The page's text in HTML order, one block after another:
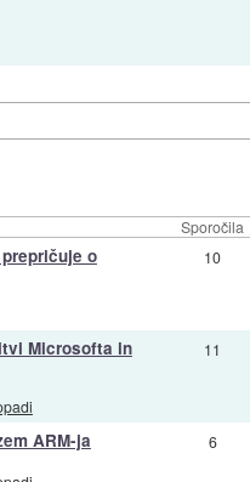
Sporočila
o 10
Microsofta in 11
ARM-ja 6